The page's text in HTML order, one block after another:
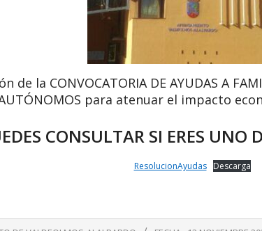
de la CONVOCATORIA DE AYUDAS A
para atenuar el impacto
CONSULTAR SI ERES UNO
ResolucionAyudas Descarga